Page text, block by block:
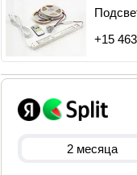
+15 463
2 месяца